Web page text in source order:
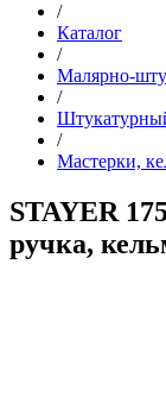
/
Каталог
/
Малярно-
/
/
Мастерки,
STAYER
ручка,